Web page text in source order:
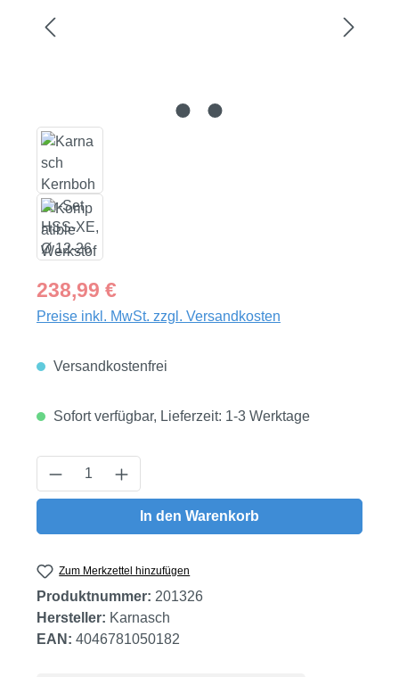
Regulärer Preis:
238,99 €
Preise inkl. MwSt. zzgl. Versandkosten
Versandkostenfrei
Sofort verfügbar, Lieferzeit: 1-3 Werktage
Produkt Anzahl: Gib den gewünschten
In den Warenkorb
Zum Merkzettel hinzufügen
Produktnummer: 201326
Hersteller: Karnasch
EAN: 4046781050182